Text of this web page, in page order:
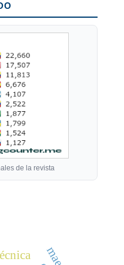
de la revista